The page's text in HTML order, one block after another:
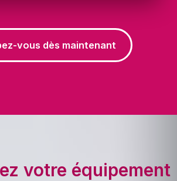
vous dès maintenant
votre équipement